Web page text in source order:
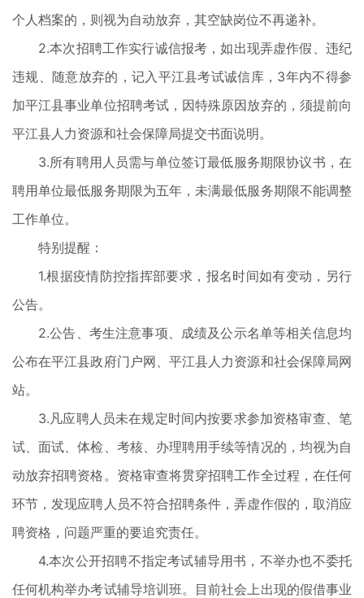
个人档案的，则视为自动放弃，其空缺岗位不再递补。
2.本次招聘工作实行诚信报考，如出现弄虚作假、违纪
违规、随意放弃的，记入平江县考试诚信库，3年内不得参
加平江县事业单位招聘考试，因特殊原因放弃的，须提前向
平江县人力资源和社会保障局提交书面说明。
3.所有聘用人员需与单位签订最低服务期限协议书，在
聘用单位最低服务期限为五年，未满最低服务期限不能调整
工作单位。
特别提醒：
1.根据疫情防控指挥部要求，报名时间如有变动，另行
公告。
2.公告、考生注意事项、成绩及公示名单等相关信息均
公布在平江县政府门户网、平江县人力资源和社会保障局网
站。
3.凡应聘人员未在规定时间内按要求参加资格审查、笔
试、面试、体检、考核、办理聘用手续等情况的，均视为自
动放弃招聘资格。资格审查将贯穿招聘工作全过程，在任何
环节，发现应聘人员不符合招聘条件，弄虚作假的，取消应
聘资格，问题严重的要追究责任。
4.本次公开招聘不指定考试辅导用书，不举办也不委托
任何机构举办考试辅导培训班。目前社会上出现的假借事业